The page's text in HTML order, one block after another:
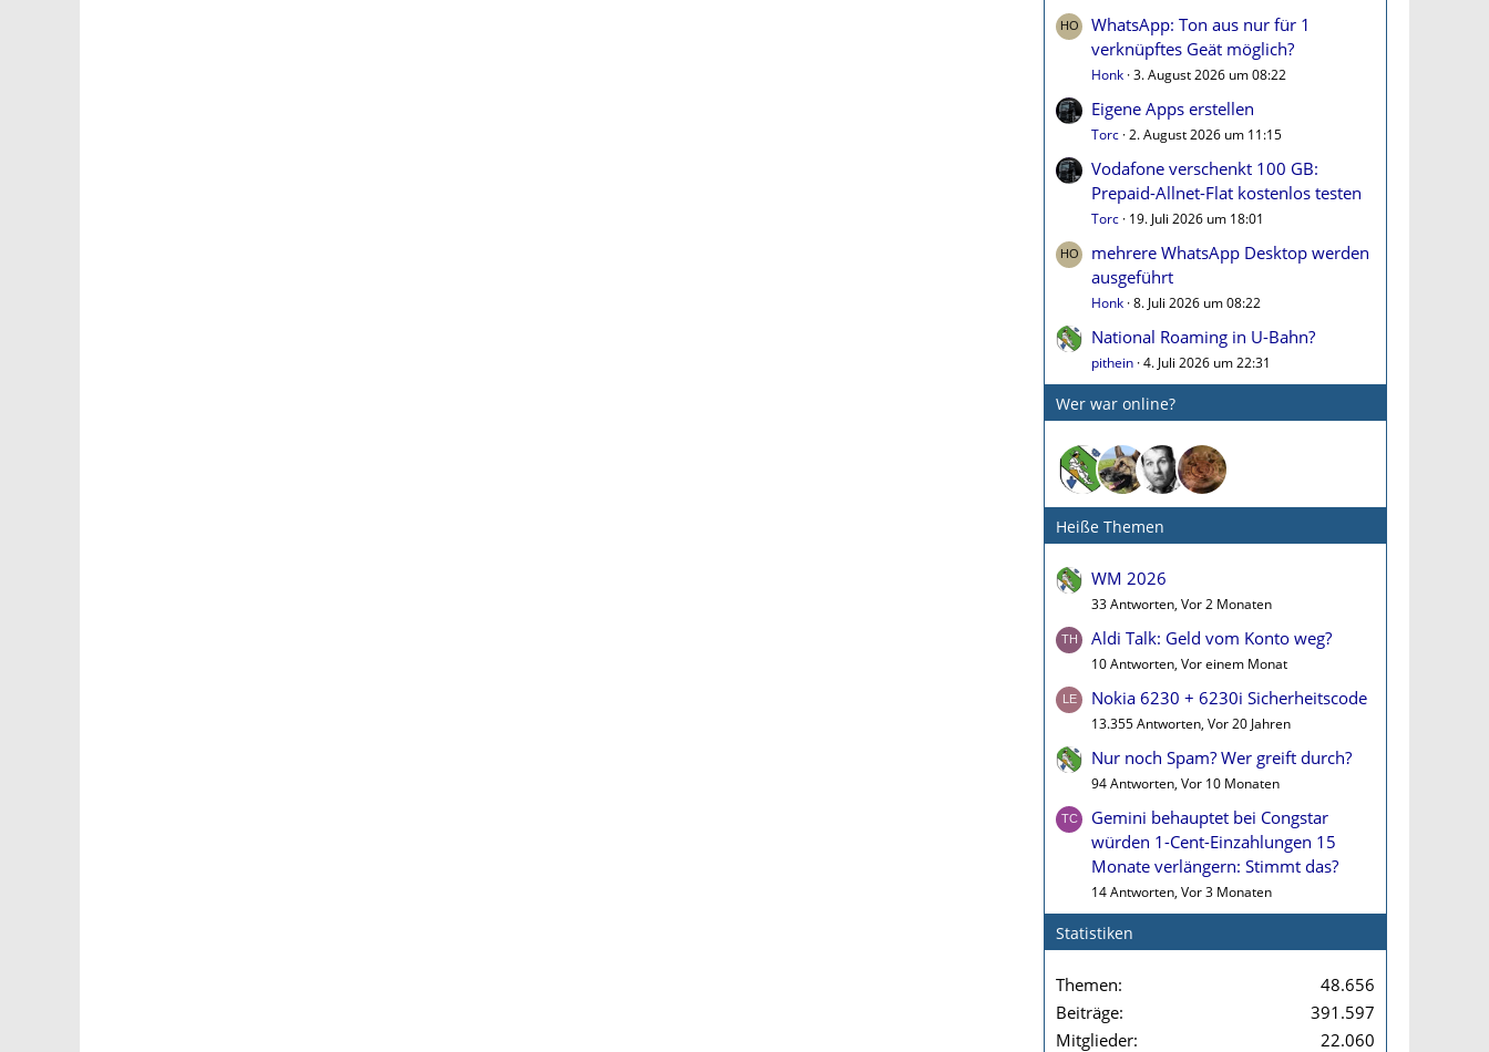
WhatsApp: Ton aus nur für 1
verknüpftes Geät möglich?
Honk 3. August 2026 um 08:22
Eigene Apps erstellen
Torc 2. August 2026 um 11:15
Vodafone verschenkt 100 GB:
Prepaid-Allnet-Flat kostenlos testen
Torc 19. Juli 2026 um 18:01
mehrere WhatsApp Desktop werden
ausgeführt
Honk 8. Juli 2026 um 08:22
National Roaming in U-Bahn?
pithein 4. Juli 2026 um 22:31
Wer war online?
Heiße Themen
WM 2026
33 Antworten, Vor 2 Monaten
Aldi Talk: Geld vom Konto weg?
10 Antworten, Vor einem Monat
Nokia 6230 + 6230i Sicherheitscode
13.355 Antworten, Vor 20 Jahren
Nur noch Spam? Wer greift durch?
94 Antworten, Vor 10 Monaten
Gemini behauptet bei Congstar
würden 1-Cent-Einzahlungen 15
Monate verlängern: Stimmt das?
14 Antworten, Vor 3 Monaten
Statistiken
Themen
48.656
Beiträge
391.597
Mitglieder
22.060